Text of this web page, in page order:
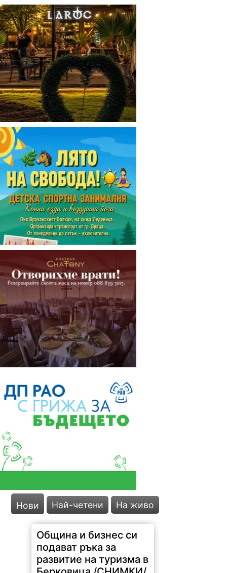
Нови Най-четени На живо
Община и бизнес си
подават ръка за
развитие на туризма в